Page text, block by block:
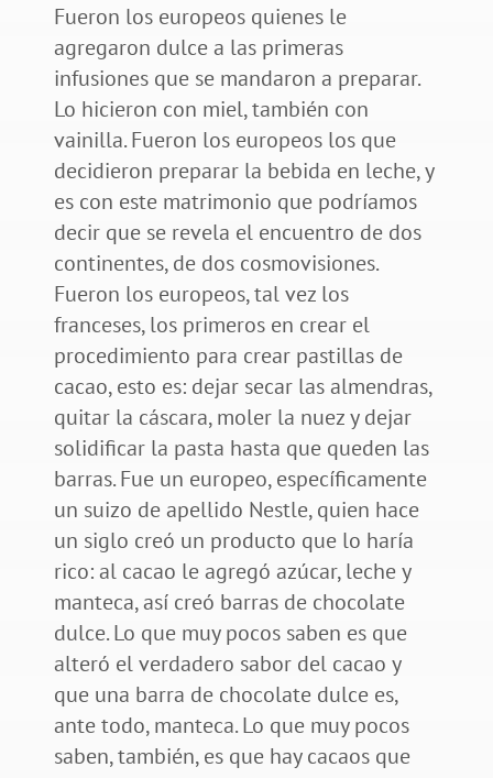
Fueron los europeos quienes le
agregaron dulce a las primeras
infusiones que se mandaron a preparar.
Lo hicieron con miel, también con
vainilla. Fueron los europeos los que
decidieron preparar la bebida en leche, y
es con este matrimonio que podríamos
decir que se revela el encuentro de dos
continentes, de dos cosmovisiones.
Fueron los europeos, tal vez los
franceses, los primeros en crear el
procedimiento para crear pastillas de
cacao, esto es: dejar secar las almendras,
quitar la cáscara, moler la nuez y dejar
solidificar la pasta hasta que queden las
barras. Fue un europeo, específicamente
un suizo de apellido Nestle, quien hace
un siglo creó un producto que lo haría
rico: al cacao le agregó azúcar, leche y
manteca, así creó barras de chocolate
dulce. Lo que muy pocos saben es que
alteró el verdadero sabor del cacao y
que una barra de chocolate dulce es,
ante todo, manteca. Lo que muy pocos
saben, también, es que hay cacaos que